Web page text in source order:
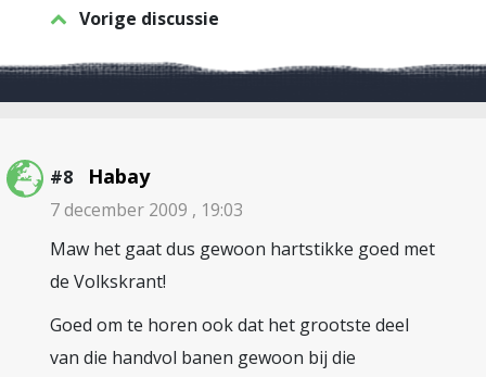
Vorige discussie
#8 Habay
7 december 2009 , 19:03
Maw het gaat dus gewoon hartstikke goed met
de Volkskrant!
Goed om te horen ook dat het grootste deel
van die handvol banen gewoon bij die